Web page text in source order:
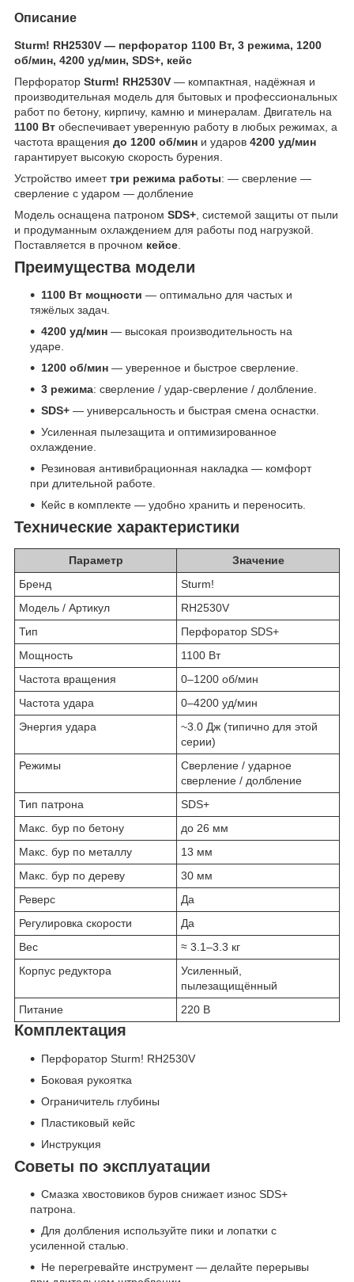
Описание
Sturm! RH2530V — перфоратор 1100 Вт, 3 режима, 1200
об/мин, 4200 уд/мин, SDS+, кейс
Перфоратор Sturm! RH2530V — компактная, надёжная и
производительная модель для бытовых и профессиональных
работ по бетону, кирпичу, камню и минералам. Двигатель на
1100 Вт обеспечивает уверенную работу в любых режимах, а
частота вращения до 1200 об/мин и ударов 4200 уд/мин
гарантирует высокую скорость бурения.
Устройство имееттри режима работы: — сверление —
сверление с ударом — долбление
Модель оснащена патроном SDS+ , системой защиты от пыли
и продуманным охлаждением для работы под нагрузкой.
Поставляется в прочном кейсe
Преимущества модели
1100 Вт мощности — оптимально для частых и
тяжёлых задач.
4200 уд/мин — высокая производительность на
ударе.
1200 об/мин — уверенное и быстрое сверление.
3 режима: сверление / удар-сверление / долбление.
SDS+ — универсальность и быстрая смена оснастки.
Усиленная пылезащита и оптимизированное
охлаждение.
Резиновая антивибрационная накладка — комфорт
при длительной работе.
Кейс в комплекте — удобно хранить и переносить.
Технические характеристики
Параметр
Значение
Бренд
Sturm!
Модель / Артикул
RH2530V
Тип
Перфоратор SDS+
Мощность
1100 Вт
Частота вращения
0–1200 об/мин
Частота удара
0–4200 уд/мин
Энергия удара
~3.0 Дж (типично для этой
серии)
Режимы
Сверление / ударное
сверление / долбление
Тип патрона
SDS+
Макс. бур по бетону
до 26 мм
Макс. бур по металлу
13 мм
Макс. бур по дереву
30 мм
Реверс
Да
Регулировка скорости
Да
Вес
≈ 3.1–3.3 кг
Корпус редуктора
Усиленный,
пылезащищённый
Питание
220 В
Комплектация
Перфоратор Sturm! RH2530V
Боковая рукоятка
Ограничитель глубины
Пластиковый кейс
Инструкция
Советы по эксплуатации
Смазка хвостовиков буров снижает износ SDS+
патрона.
Для долбления используйте пики и лопатки с
усиленной сталью.
Не перегревайте инструмент — делайте перерывы